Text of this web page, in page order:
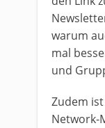
warum
mal
und
Zudem
Network-